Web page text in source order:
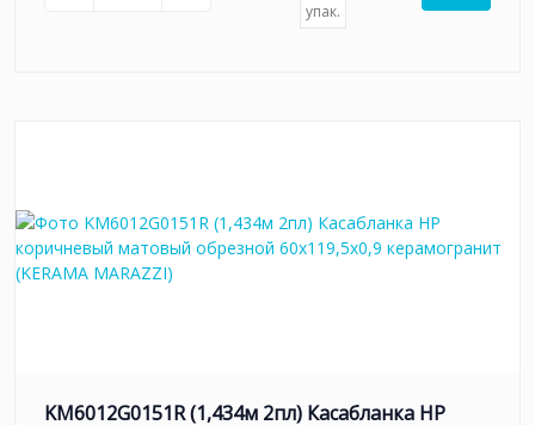
упак.
KM6012G0151R (1,434м 2пл) Касабланка HP